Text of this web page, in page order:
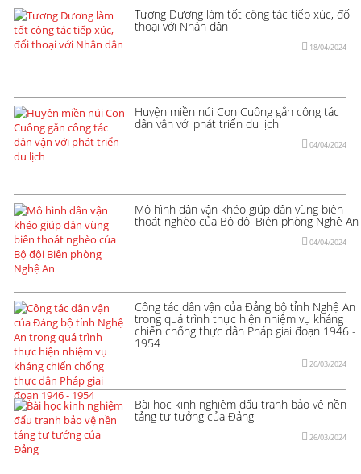
Tương Dương làm tốt công tác tiếp xúc, đối
thoại với Nhân dân
18/04/2024
Huyện miền núi Con Cuông gắn công tác
dân vận với phát triển du lịch
04/04/2024
Mô hình dân vận khéo giúp dân vùng biên
thoát nghèo của Bộ đội Biên phòng Nghệ An
04/04/2024
Công tác dân vận của Đảng bộ tỉnh Nghệ An
trong quá trình thực hiện nhiệm vụ kháng
chiến chống thực dân Pháp giai đoạn 1946 -
1954
26/03/2024
Bài học kinh nghiệm đấu tranh bảo vệ nền
tảng tư tưởng của Đảng
26/03/2024